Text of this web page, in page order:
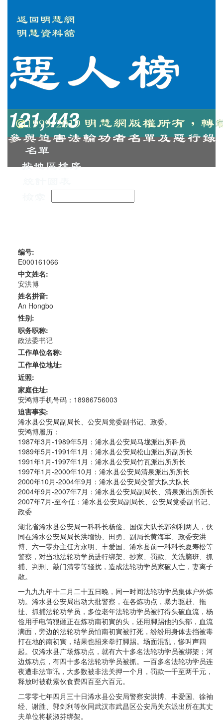
121,443
编号:
E000161066
中文姓名:
安洪博
姓名拼音:
An Hongbo
性别:
职务职称:
政法委书记
工作单位名称:
工作单位地址:
近照:
家庭住址:
安鸿博手机号码：18986756003
迫害事实:
浠水县公安局副局长、公安局党委副书记、政委。
安鸿博履历：
1987年3月-1989年5月：浠水县公安局马垅派出所科员
1989年5月-1991年1月：浠水县公安局松山派出所副所长
1991年1月-1997年1月：浠水县公安局竹瓦派出所所长
1997年1月-2000年10月：浠水县公安局清泉派出所所长
2000年10月-2004年9月：浠水县公安局交警大队大队长
2004年9月-2007年7月：浠水县公安局副局长、清泉派出所所长
2007年7月-至今任：浠水县公安局副局长、公安局党委副书记、
政委
湖北省浠水县公安局一科科长杨俭、国保大队长郭剑利两人，伙
同在浠水公安局局长洪增协、田勇、副局长黄海军、政委安洪
博、六一零办主任方永明、丰爱国、浠水县前一科科长夏寿松等
警察，对当地法轮功学员进行绑架、抄家、罚款、关洗脑班、抓
捕、判刑、敲门清零等骚扰，造成法轮功学员家破人亡，妻离子
散。
一九九九年十二月二十五日晚，同一时间法轮功学员集体户外炼
功。浠水县公安局出动大批警察，在各炼功点，暴力驱赶、拖
扯、抓捕法轮功学员，多位老年法轮功学员被打得头破血流，杨
俭用手电筒狠砸正在炼功南初寅的头，还用脚踢他的头部，血流
满面，旁边的法轮功学员怕南初寅被打死，纷纷用身体去挡被毒
打在地的南初寅，结果也招来拳打脚踢。场面混乱，惨叫声四
起。仅浠水县广场炼功点，就有六十多名法轮功学员被绑架；河
边炼功点，有四十多名法轮功学员被抓。一百多名法轮功学员连
夜遭非法审讯，大多数被非法关押一个月，罚款一千至两千元，
释放时被勒索伙食费四百至六百元。
二零零七年四月三十日浠水县公安局警察安洪博、丰爱国、徐袖
经、谢胜、郭剑利等伙同武汉市武昌区公安局关东派出所在其丈
夫单位将杨淑芬绑架。